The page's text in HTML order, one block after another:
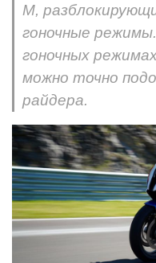
M,
гоночные
гоночных
можно точно
райдера.